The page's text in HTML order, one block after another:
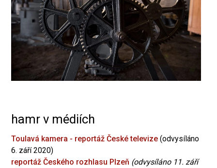
hamr v médiích
Toulavá kamera - reportáž České televize (odvysíláno
6. září 2020)
reportáž Českého rozhlasu Plzeň (odvysíláno 11. září